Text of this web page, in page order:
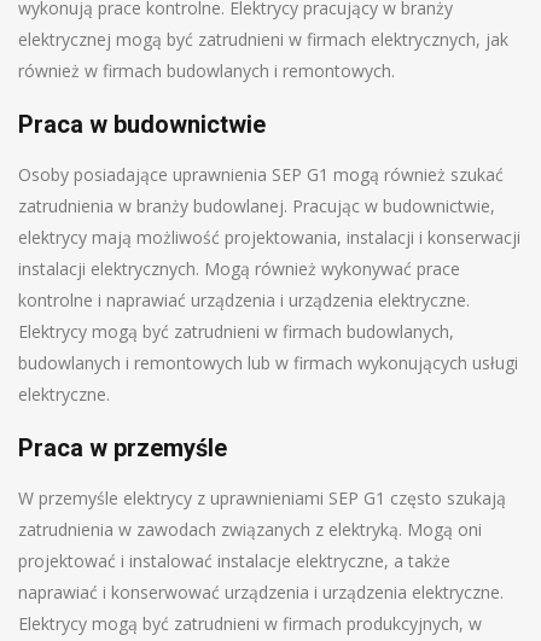
wykonują prace kontrolne. Elektrycy pracujący w branży
elektrycznej mogą być zatrudnieni w firmach elektrycznych, jak
również w firmach budowlanych i remontowych.
Praca w budownictwie
Osoby posiadające uprawnienia SEP G1 mogą również szukać
zatrudnienia w branży budowlanej. Pracując w budownictwie,
elektrycy mają możliwość projektowania, instalacji i konserwacji
instalacji elektrycznych. Mogą również wykonywać prace
kontrolne i naprawiać urządzenia i urządzenia elektryczne.
Elektrycy mogą być zatrudnieni w firmach budowlanych,
budowlanych i remontowych lub w firmach wykonujących usługi
elektryczne.
Praca w przemyśle
W przemyśle elektrycy z uprawnieniami SEP G1 często szukają
zatrudnienia w zawodach związanych z elektryką. Mogą oni
projektować i instalować instalacje elektryczne, a także
naprawiać i konserwować urządzenia i urządzenia elektryczne.
Elektrycy mogą być zatrudnieni w firmach produkcyjnych, w